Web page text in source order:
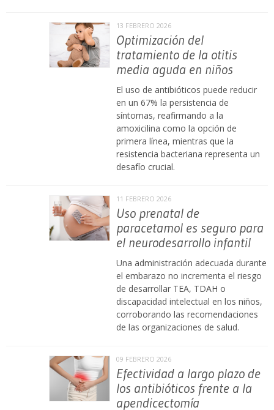
13 FEBRERO 2026
Optimización del
tratamiento de la otitis
media aguda en niños
El uso de antibióticos puede reducir
en un 67% la persistencia de
síntomas, reafirmando a la
amoxicilina como la opción de
primera línea, mientras que la
resistencia bacteriana representa un
desafío crucial.
11 FEBRERO 2026
Uso prenatal de
paracetamol es seguro para
el neurodesarrollo infantil
Una administración adecuada durante
el embarazo no incrementa el riesgo
de desarrollar TEA, TDAH o
discapacidad intelectual en los niños,
corroborando las recomendaciones
de las organizaciones de salud.
09 FEBRERO 2026
Efectividad a largo plazo de
los antibióticos frente a la
apendicectomía